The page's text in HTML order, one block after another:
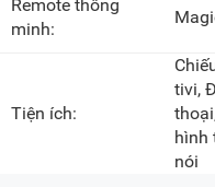
Remote thông
minh:
Tiện ích:
tivi,
hình
nói